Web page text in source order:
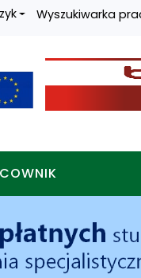
Wyszukiwarka